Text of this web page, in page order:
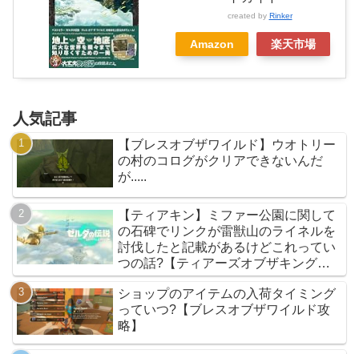
created by Rinker
Amazon 楽天市場
人気記事
【ブレスオブザワイルド】ウオトリー
の村のコログがクリアできないんだ
が.....
【ティアキン】ミファー公園に関して
の石碑でリンクが雷獣山のライネルを
討伐したと記載があるけどこれってい
つの話?【ティアーズオブザキングダ
ム】
ショップのアイテムの入荷タイミング
っていつ?【ブレスオブザワイルド攻
略】